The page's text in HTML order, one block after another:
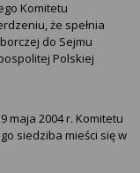
Komitetu
że spełnia
do Sejmu
Polskiej
maja 2004 r. Komitetu
siedziba mieści się w